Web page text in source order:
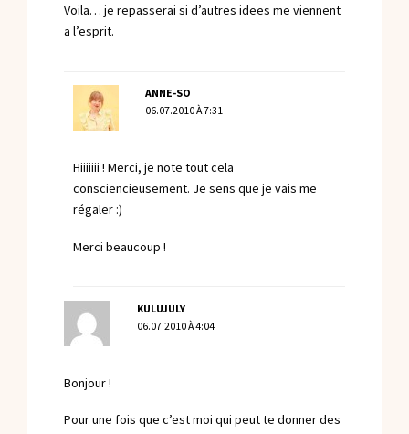
Voila… je repasserai si d’autres idees me viennent
a l’esprit.
ANNE-SO
06.07.2010 À 7:31
Hiiiiiii ! Merci, je note tout cela
consciencieusement. Je sens que je vais me
régaler :)
Merci beaucoup !
KULUJULY
06.07.2010 À 4:04
Bonjour !
Pour une fois que c’est moi qui peut te donner des